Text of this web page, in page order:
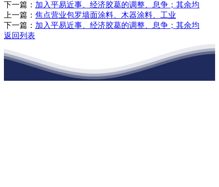
下一篇： 加入平易近事、经济胶葛的调整、息争；其余均
上一篇： 焦点营业包罗墙面涂料、木器涂料、工业
下一篇： 加入平易近事、经济胶葛的调整、息争；其余均
返回列表